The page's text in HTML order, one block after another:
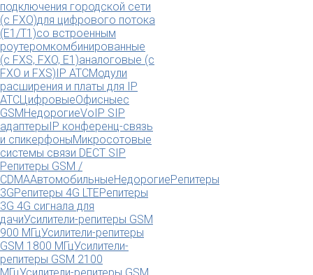
подключения городской сети
(с FXO)для цифрового потока
(E1/T1)со встроенным
роутеромкомбинированные
(c FXS, FXO, E1)аналоговые (с
FXO и FXS)IP АТСМодули
расширения и платы для IP
АТСЦифровыеОфисныес
GSMНедорогиеVoIP SIP
адаптерыIP конференц-связь
и спикерфоныМикросотовые
системы связи DECT SIP
Репитеры GSM /
CDMAАвтомобильныеНедорогиеРепитеры
3GРепитеры 4G LTEРепитеры
3G 4G сигнала для
дачиУсилители-репитеры GSM
900 МГцУсилители-репитеры
GSM 1800 МГцУсилители-
репитеры GSM 2100